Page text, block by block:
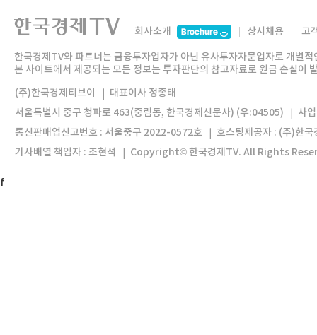
한국경제TV
한경미디어그룹 한국경제신문 한국경제매거진
모바일앱 한국경제TV앱
회사소개 상시채용 고
한국경제TV와파트너는금융투자업자가아닌유사투자자문업자로개별
본사이트에서제공되는모든정보는투자판단의참고자료로원금손실이
(주)한국경제티브이
대표이사정종태
서울특별시중구청파로463(중림동,한국경제신문사)(우:04505)
사
통신판매업신고번호:서울중구2022-0572호
호스팅제공자:(주)한국
기사배열책임자:조현석
Copyright©한국경제
f